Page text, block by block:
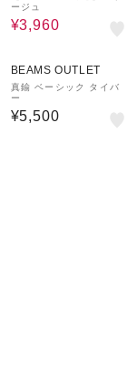
ージュ
¥3,960
BEAMS OUTLET
真鍮 ベーシック タイバ
ー
¥5,500